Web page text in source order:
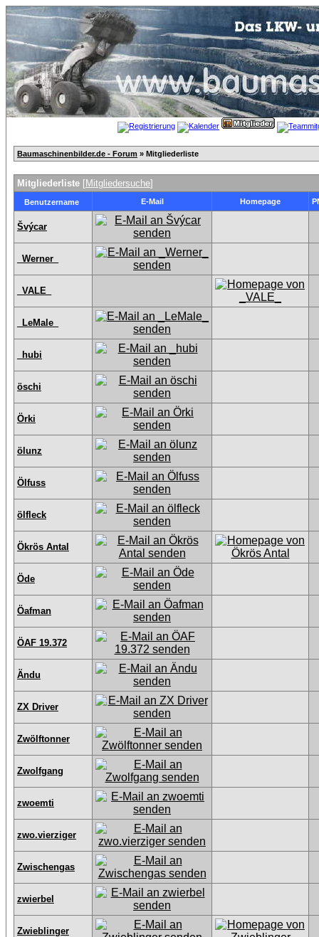
Baumaschinenbilder.de - Forum » Mitgliederliste
Mitgliederliste [Mitgliedersuche]
Benutzername E-Mail Homepage
Švýcar
_Werner_
_VALE_
_LeMale_
_hubi
öschi
Örki
ölunz
Ölfuss
ölfleck
Ökrös Antal
Öde
Öafman
ÖAF 19.372
Ändu
ZX Driver
Zwölftonner
Zwolfgang
zwoemti
zwo.vierziger
Zwischengas
zwierbel
Zwieblinger